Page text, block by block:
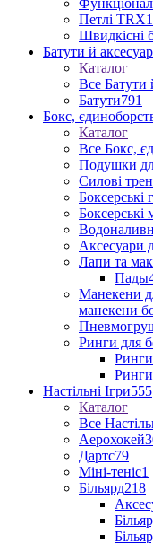
Петлі TRX
Швидкісні
Батути й
Каталог
Все Батути
Батути791
Бокс,
Каталог
Все Бокс,
Подушки
Силові
Боксерські
Боксерські
Аксесуари
Лапи та
Пады
Манекени
манекени
Ринги для
Настільні Ігри555
Каталог
Все
Аерохокей
Дартс79
Міні-теніс1
Більярд218